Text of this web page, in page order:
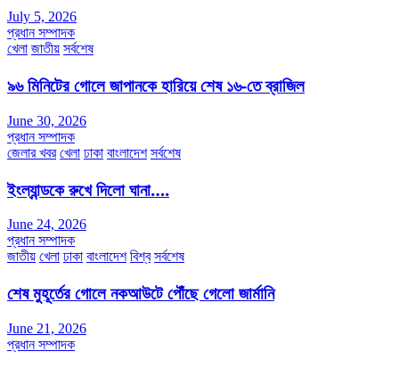
July 5, 2026
প্রধান সম্পাদক
খেলা জাতীয় সর্বশেষ
৯৬ মিনিটের গোলে জাপানকে হারিয়ে শেষ ১৬-তে ব্রাজিল
June 30, 2026
প্রধান সম্পাদক
জেলার খবর খেলা ঢাকা বাংলাদেশ সর্বশেষ
ইংল্যান্ডকে রুখে দিলো ঘানা….
June 24, 2026
প্রধান সম্পাদক
জাতীয় খেলা ঢাকা বাংলাদেশ বিশ্ব সর্বশেষ
শেষ মুহূর্তের গোলে নকআউটে পৌঁছে গেলো জার্মানি
June 21, 2026
প্রধান সম্পাদক